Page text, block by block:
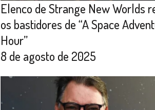
Elenco de Strange New Worlds
os bastidores de “A Space
Hour”
8 de agosto de 2025